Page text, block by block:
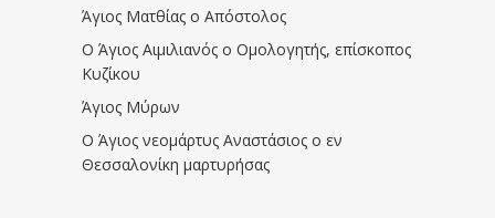
Άγιος Ματθίας ο Απόστολος
Ο Άγιος Αιμιλιανός ο Ομολογητής, επίσκοπος
Κυζίκου
Άγιος Μύρων
Ο Άγιος νεομάρτυς Αναστάσιος ο εν
Θεσσαλονίκη μαρτυρήσας